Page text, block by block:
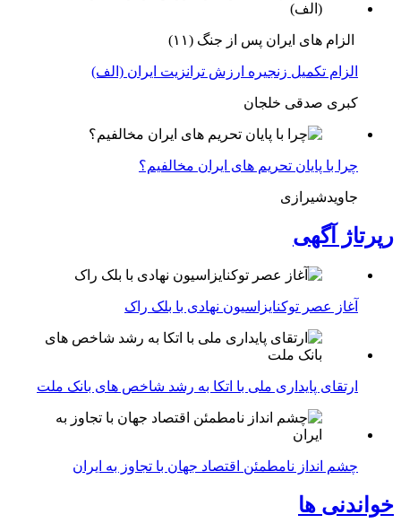
الزام های ایران پس از جنگ (۱۱)
الزام تکمیل زنجیره ارزش ترانزیت ایران (الف)
کبری صدقی خلجان
چرا با پایان تحریم های ایران مخالفیم؟
جاویدشیرازی
رپرتاژ آگهی
آغاز عصر توکنایزاسیون نهادی با بلک راک
ارتقای پایداری ملی با اتکا به رشد شاخص های بانک ملت
چشم انداز نامطمئن اقتصاد جهان با تجاوز به ایران
خواندنی ها